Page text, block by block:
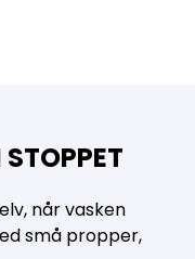
når vasken
små propper,